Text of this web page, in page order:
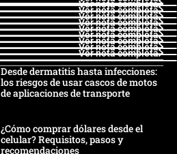
Ver nota completa
Ver nota completa
Ver nota completa
Ver nota completa
Ver nota completa
Ver nota completa
Ver nota completa
Ver nota completa
Ver nota completa
Desde dermatitis hasta infecciones:
los riesgos de usar cascos de motos
de aplicaciones de transporte
¿Cómo comprar dólares desde el
celular? Requisitos, pasos y
recomendaciones